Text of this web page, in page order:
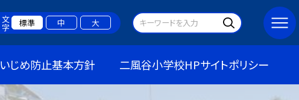
文字 標準 中 大
いじめ防止基本方針 二風谷小学校HPサイトポリシー